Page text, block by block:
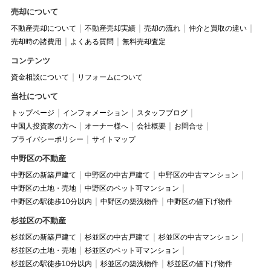
売却について
不動産売却について 不動産売却実績 売却の流れ
仲介と買取の違い
売却時の諸費用
よくある質問 無料売却査定
コンテンツ
資金相談について リフォームについて
当社について
トップページ インフォメーション
スタッフブログ
中国人投資家の方へ
オーナー様へ 会社概要
お問合せ
プライバシーポリシー
サイトマップ
中野区の不動産
中野区の新築戸建て 中野区の中古戸建て
中野区の中古マンション
中野区の土地・売地
中野区のペット可マンション
中野区の駅徒歩10分以内
中野区の築浅物件 中野区の値下げ物件
杉並区の不動産
杉並区の新築戸建て 杉並区の中古戸建て
杉並区の中古マンション
杉並区の土地・売地
杉並区のペット可マンション
杉並区の駅徒歩10分以内
杉並区の築浅物件 杉並区の値下げ物件